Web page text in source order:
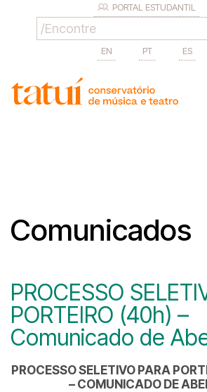
PORTAL ESTUDANTIL
EN PT ES
Comunicados
PROCESSO
PORTEIRO (40h) –
Comunicado de
PROCESSO SELETIVO PARA
– COMUNICADO DE